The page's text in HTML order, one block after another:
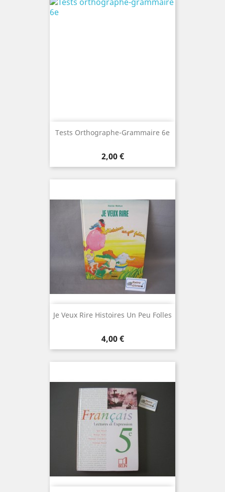
Tests Orthographe-Grammaire 6e
Prix
2,00 €
Je Veux Rire Histoires Un Peu Folles
Prix
4,00 €